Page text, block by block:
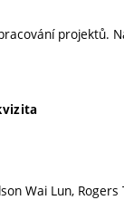
projektů.
Wai Lun,